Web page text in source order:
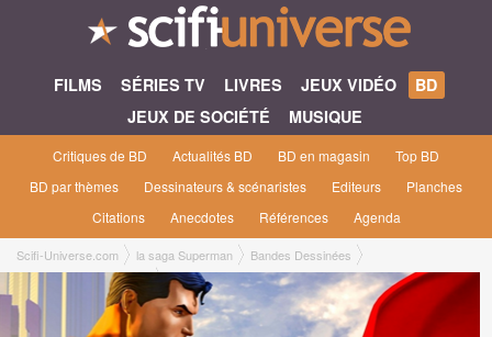
FILMS SÉRIES TV LIVRES JEUX VIDÉO
BD
JEUX DE SOCIÉTÉ
MUSIQUE
Critiques de BD Actualités BD BD en magasin
Top BD
BD par thèmes
Dessinateurs & scénaristes Editeurs
Planches
Citations
Anecdotes Références Agenda
Scifi-Universe.com la saga Superman
Bandes Dessinées
Monde selon Atlas [2010]